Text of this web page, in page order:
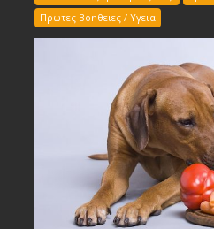
Πρωτες Βοηθειες / Υγεια